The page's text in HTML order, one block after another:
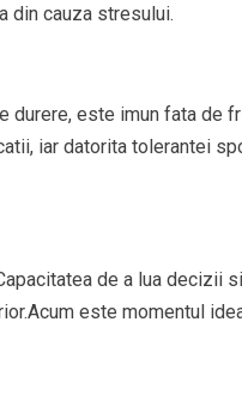
din cauza stresului.
este imun fata de
iar datorita tolerantei
de a lua decizii
este momentul